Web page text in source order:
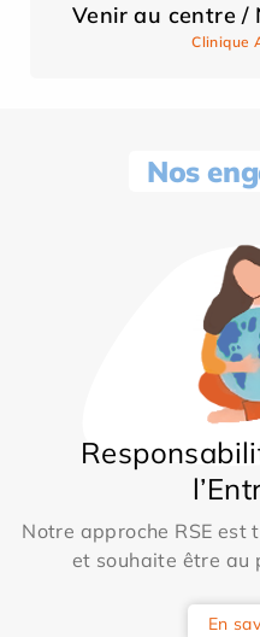
Venir au centre /
Clinique
Nos
Notre approche RSE
et souhaite être au
En